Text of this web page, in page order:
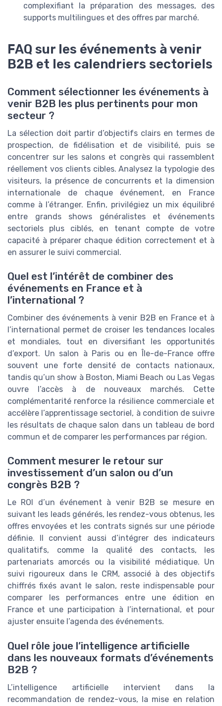
complexifiant la préparation des messages, des
supports multilingues et des offres par marché.
FAQ sur les événements à venir
B2B et les calendriers sectoriels
Comment sélectionner les événements à
venir B2B les plus pertinents pour mon
secteur ?
La sélection doit partir d’objectifs clairs en termes de
prospection, de fidélisation et de visibilité, puis se
concentrer sur les salons et congrès qui rassemblent
réellement vos clients cibles. Analysez la typologie des
visiteurs, la présence de concurrents et la dimension
internationale de chaque événement, en France
comme à l’étranger. Enfin, privilégiez un mix équilibré
entre grands shows généralistes et événements
sectoriels plus ciblés, en tenant compte de votre
capacité à préparer chaque édition correctement et à
en assurer le suivi commercial.
Quel est l’intérêt de combiner des
événements en France et à
l’international ?
Combiner des événements à venir B2B en France et à
l’international permet de croiser les tendances locales
et mondiales, tout en diversifiant les opportunités
d’export. Un salon à Paris ou en Île-de-France offre
souvent une forte densité de contacts nationaux,
tandis qu’un show à Boston, Miami Beach ou Las Vegas
ouvre l’accès à de nouveaux marchés. Cette
complémentarité renforce la résilience commerciale et
accélère l’apprentissage sectoriel, à condition de suivre
les résultats de chaque salon dans un tableau de bord
commun et de comparer les performances par région.
Comment mesurer le retour sur
investissement d’un salon ou d’un
congrès B2B ?
Le ROI d’un événement à venir B2B se mesure en
suivant les leads générés, les rendez-vous obtenus, les
offres envoyées et les contrats signés sur une période
définie. Il convient aussi d’intégrer des indicateurs
qualitatifs, comme la qualité des contacts, les
partenariats amorcés ou la visibilité médiatique. Un
suivi rigoureux dans le CRM, associé à des objectifs
chiffrés fixés avant le salon, reste indispensable pour
comparer les performances entre une édition en
France et une participation à l’international, et pour
ajuster ensuite l’agenda des événements.
Quel rôle joue l’intelligence artificielle
dans les nouveaux formats d’événements
B2B ?
L’intelligence artificielle intervient dans la
recommandation de rendez-vous, la mise en relation